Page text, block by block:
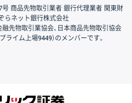
号 商品先物取引業者 銀行代理業者 関東財
らネット銀行株式会社
融先物取引業協会、日本商品先物取引協会
イム上場9449）のメンバーです。